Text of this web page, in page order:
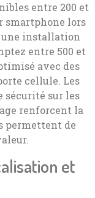
entre 200 et
smartphone lors
une installation
entre 500 et
avec des
cellule. Les
sécurité sur les
renforcent la
permettent de
et